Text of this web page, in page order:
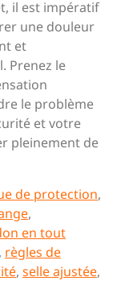
il est impératif
une douleur
et
Prenez le
le problème
et votre
pleinement de
de protection,
,
en tout
, règles de
, selle ajustée,